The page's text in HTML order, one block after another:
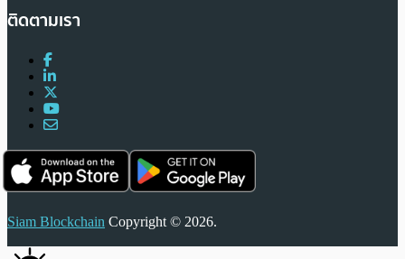
ติดตามเรา
Siam Blockchain Copyright © 2026.